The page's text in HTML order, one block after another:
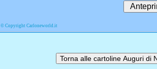
© Copyright Carloneworld.it